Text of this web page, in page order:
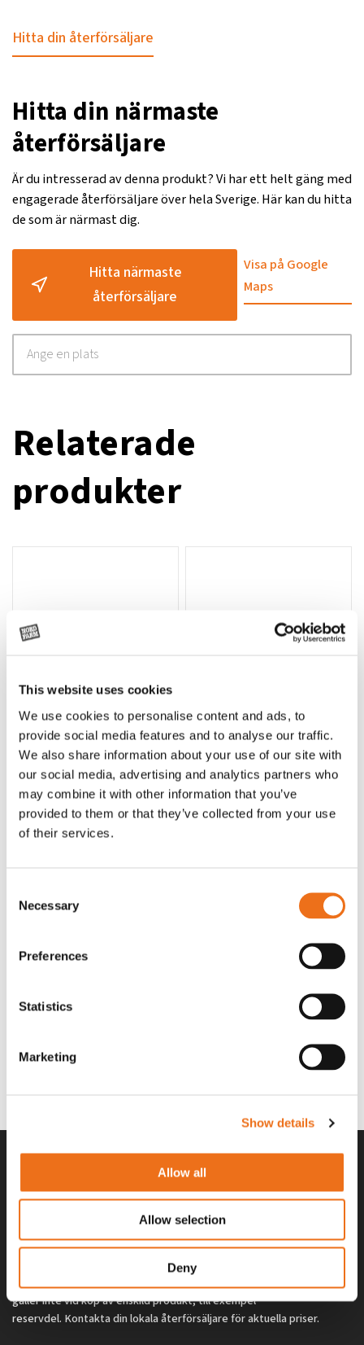
This website uses cookies
We use cookies to personalise content and ads, to
provide social media features and to analyse our traffic.
We also share information about your use of our site with
our social media, advertising and analytics partners who
may combine it with other information that you’ve
provided to them or that they’ve collected from your use
of their services.
Selection
Necessary
Preferences
Statistics
Marketing
Show details
Allow all
Allow selection
Deny
Hitta din återförsäljare
Hitta din närmaste
återförsäljare
Är du intresserad av denna produkt? Vi har ett helt gäng med
engagerade återförsäljare över hela Sverige. Här kan du hitta
de som är närmast dig.
Hitta närmaste
återförsäljare
Visa på Google
Maps
Relaterade
produkter
Lägg till i varukorg
Rotor, komplett med slagor
35 730kr (ex. moms)
Grön truckknapp
530kr (ex. moms)
Lägg till i varukorg
Rotor teeth 8t/6k 0Gr/8 R6/14
Alla priser på tillbehör och tillval gäller vid köp av ny maskin. Priserna
gäller inte vid köp av enskild produkt, till exempel
reservdel. Kontakta din lokala återförsäljare för aktuella priser.